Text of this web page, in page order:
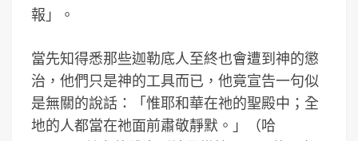
報」。
當先知得悉那些迦勒底人至終也會遭到神的懲
治，他們只是神的工具而已，他竟宣告一句似
是無關的說話：「惟耶和華在祂的聖殿中；全
地的人都當在祂面前肅敬靜默。」（哈